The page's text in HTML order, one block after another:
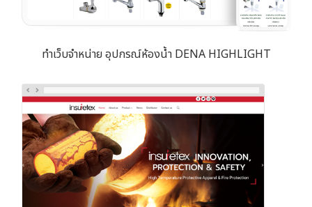
ทำเว็บจำหน่าย อุปกรณ์ห้องน้ำ DENA HIGHLIGHT